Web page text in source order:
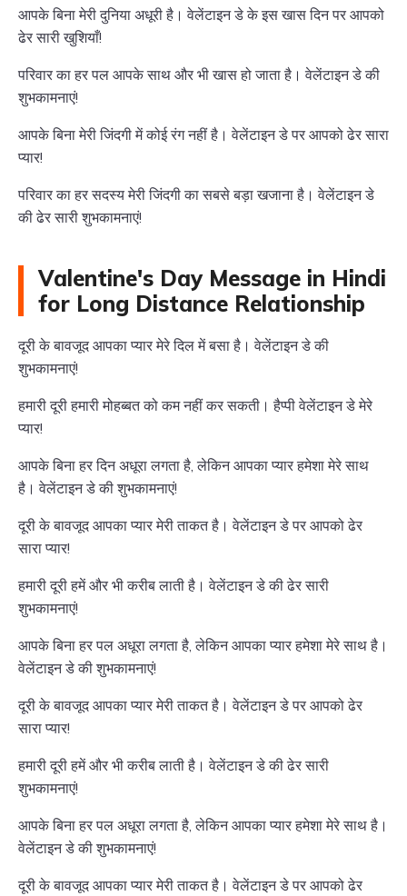
आपके बिना मेरी दुनिया अधूरी है। वेलेंटाइन डे के इस खास दिन पर आपको
ढेर सारी खुशियाँ!
परिवार का हर पल आपके साथ और भी खास हो जाता है। वेलेंटाइन डे की
शुभकामनाएं!
आपके बिना मेरी जिंदगी में कोई रंग नहीं है। वेलेंटाइन डे पर आपको ढेर सारा
प्यार!
परिवार का हर सदस्य मेरी जिंदगी का सबसे बड़ा खजाना है। वेलेंटाइन डे
की ढेर सारी शुभकामनाएं!
Valentine's Day Message in Hindi
for Long Distance Relationship
दूरी के बावजूद आपका प्यार मेरे दिल में बसा है। वेलेंटाइन डे की
शुभकामनाएं!
हमारी दूरी हमारी मोहब्बत को कम नहीं कर सकती। हैप्पी वेलेंटाइन डे मेरे
प्यार!
आपके बिना हर दिन अधूरा लगता है, लेकिन आपका प्यार हमेशा मेरे साथ
है। वेलेंटाइन डे की शुभकामनाएं!
दूरी के बावजूद आपका प्यार मेरी ताकत है। वेलेंटाइन डे पर आपको ढेर
सारा प्यार!
हमारी दूरी हमें और भी करीब लाती है। वेलेंटाइन डे की ढेर सारी
शुभकामनाएं!
आपके बिना हर पल अधूरा लगता है, लेकिन आपका प्यार हमेशा मेरे साथ है।
वेलेंटाइन डे की शुभकामनाएं!
दूरी के बावजूद आपका प्यार मेरी ताकत है। वेलेंटाइन डे पर आपको ढेर
सारा प्यार!
हमारी दूरी हमें और भी करीब लाती है। वेलेंटाइन डे की ढेर सारी
शुभकामनाएं!
आपके बिना हर पल अधूरा लगता है, लेकिन आपका प्यार हमेशा मेरे साथ है।
वेलेंटाइन डे की शुभकामनाएं!
दूरी के बावजूद आपका प्यार मेरी ताकत है। वेलेंटाइन डे पर आपको ढेर